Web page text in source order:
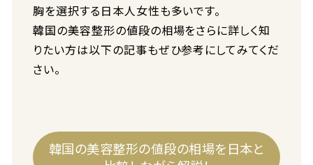
胸を選択する日本人女性も多いです。
韓国の美容整形の値段の相場をさらに詳しく知
りたい方は以下の記事もぜひ参考にしてみてくだ
さい。
韓国の美容整形の値段の相場を日本と